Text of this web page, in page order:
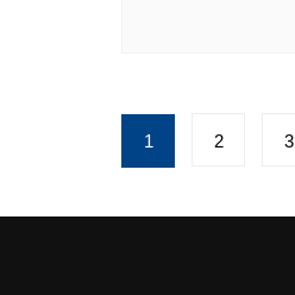
Paginação
de
posts
1 2 3